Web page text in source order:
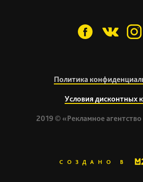
Политика
Условия дисконтных
2019 © «Рекламное
СОЗДАНО В